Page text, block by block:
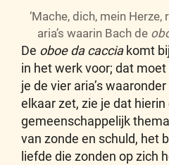
‘Mache, dich, mein Herze,
aria’s waarin Bach de
De oboe da cacciakomt
in het werk voor; dat
je de vier aria’s waaronder
elkaar zet, zie je dat hierin
gemeenschappelijk
van zonde en schuld, het
liefde die zonden op zich